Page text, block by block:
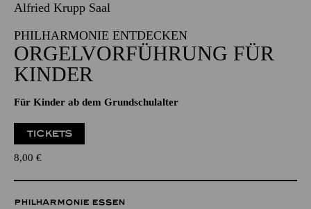
17.01.2027
15:01 - 16:00
Alfried Krupp Saal
PHILHARMONIE ENTDECKEN
ORGEL­VORFÜHRUNG FÜR
Für Kinder ab dem Grundschulalter
8,00 €